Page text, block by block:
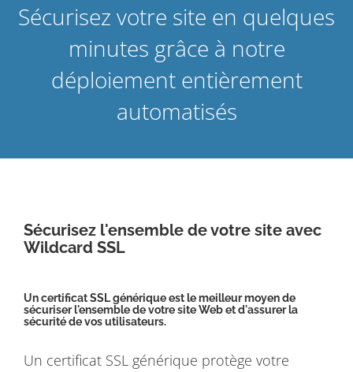
Sécurisez votre site en quelques
minutes grâce à notre
déploiement entièrement
automatisés
Sécurisez l'ensemble de votre site avec
Wildcard SSL
Un certificat SSL générique est le meilleur moyen de
sécuriser l'ensemble de votre site Web et d'assurer la
sécurité de vos utilisateurs.
Un certificat SSL générique protège votre